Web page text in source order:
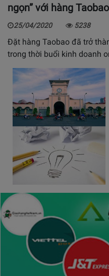
ngọn” với hàng Taobao
25/04/2020 5238
Đặt hàng Taobao đã trở
trong thời buổi kinh doanh